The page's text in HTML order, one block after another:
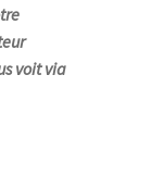
voit via